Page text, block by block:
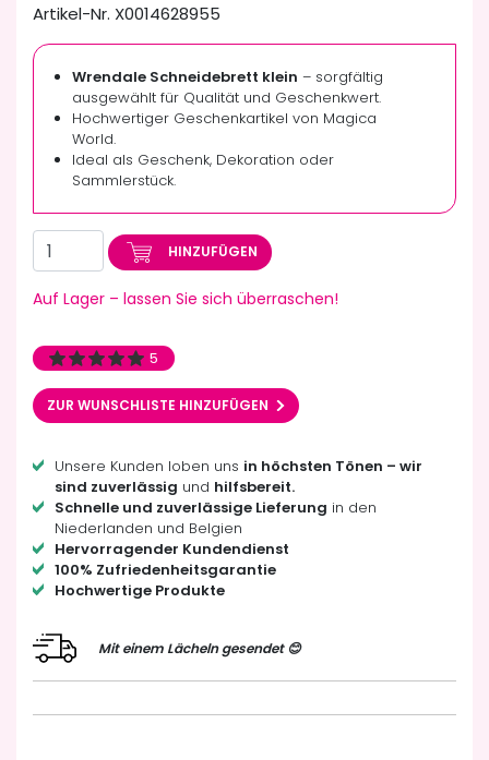
Artikel-Nr. X0014628955
Wrendale Schneidebrett klein – sorgfältig
ausgewählt für Qualität und Geschenkwert.
Hochwertiger Geschenkartikel von Magica
World.
Ideal als Geschenk, Dekoration oder
Sammlerstück.
HINZUFÜGEN
Auf Lager – lassen Sie sich überraschen!
5
ZUR WUNSCHLISTE HINZUFÜGEN
Unsere Kunden loben uns in höchsten Tönen – wir
sind zuverlässig und hilfsbereit.
Schnelle und zuverlässige Lieferung in den
Niederlanden und Belgien
Hervorragender Kundendienst
100% Zufriedenheitsgarantie
Hochwertige Produkte
Mit einem Lächeln gesendet 😊